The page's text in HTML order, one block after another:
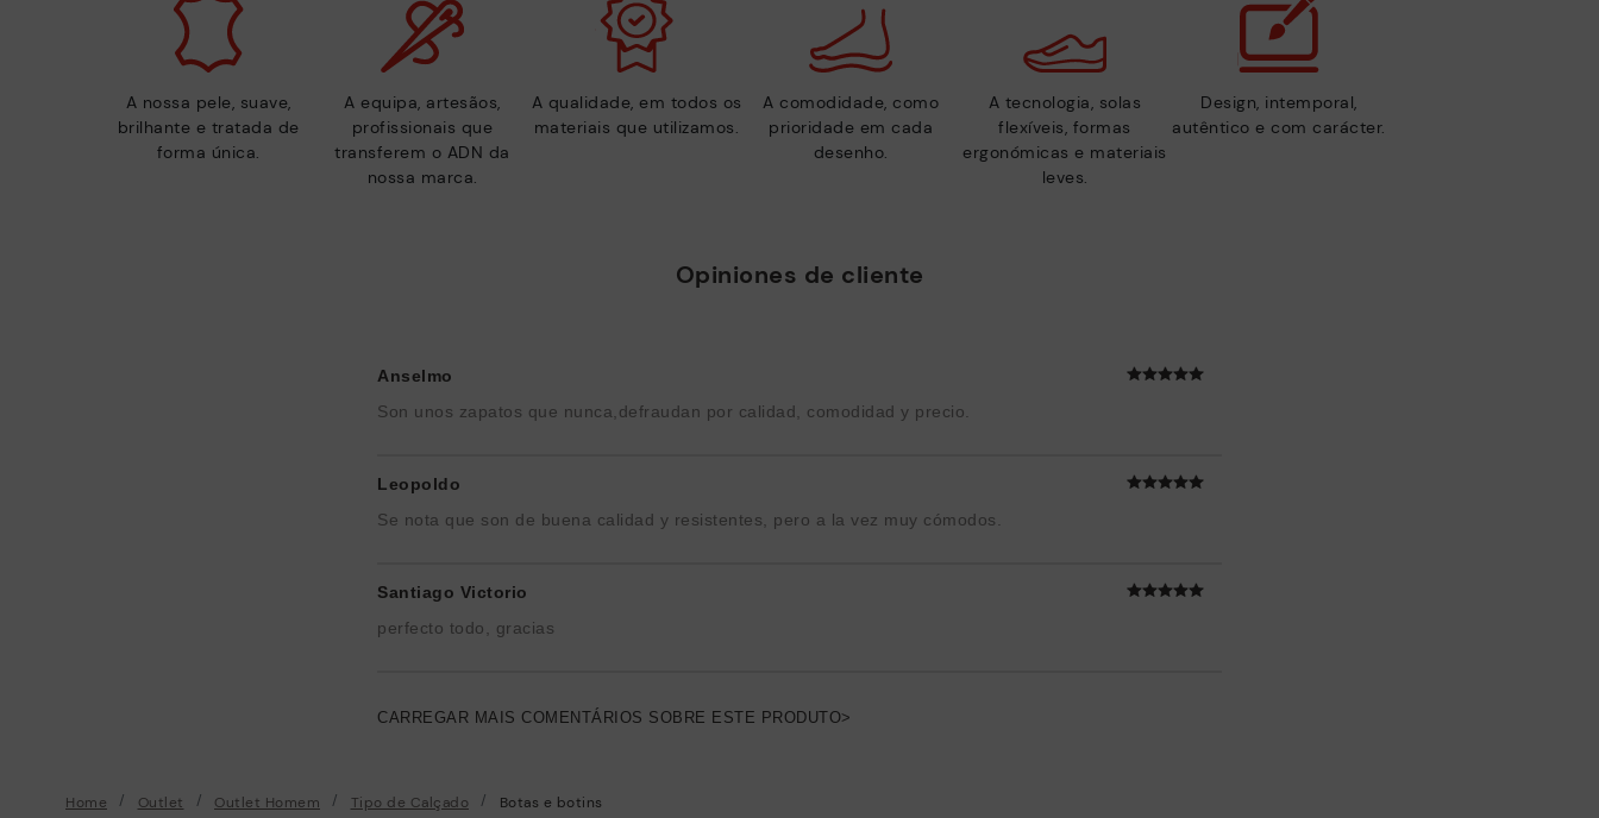
A nossa pele, suave,
brilhante e tratada de
forma única.
A equipa, artesãos,
profissionais que
transferem o ADN da
nossa marca.
A qualidade, em todos os
materiais que utilizamos.
A comodidade, como
prioridade em cada
desenho.
A tecnologia, solas
flexíveis, formas
ergonómicas e materiais
leves.
Design, intemporal,
autêntico e com carácter.
Opiniones de cliente
Anselmo
Son unos zapatos que nunca,defraudan por calidad, comodidad y precio.
Leopoldo
Se nota que son de buena calidad y resistentes, pero a la vez muy cómodos.
Santiago Victorio
perfecto todo, gracias
CARREGAR MAIS COMENTÁRIOS SOBRE ESTE PRODUTO>
Home Outlet Outlet Homem Tipo de Calçado Botas e botins